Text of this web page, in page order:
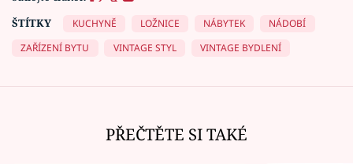
ŠTÍTKY
KUCHYNĚ LOŽNICE NÁBYTEK
NÁDOBÍ
ZAŘÍZENÍ BYTU
VINTAGE STYL VINTAGE BYDLENÍ
PŘEČTĚTE SI TAKÉ